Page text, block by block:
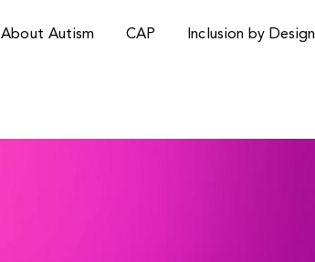
About Autism CAP Inclusion by Design